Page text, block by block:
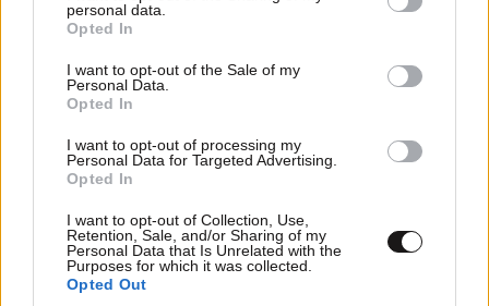
grant or deny consent to Google and its third-party tags to
use your data for below specified purposes in below Google
consent section.
personal data.
Opted In
I want to opt-out of the Sale of my
Personal Data.
Opted In
I want to opt-out of processing my
Personal Data for Targeted Advertising.
Opted In
I want to opt-out of Collection, Use,
Retention, Sale, and/or Sharing of my
Personal Data that Is Unrelated with the
Purposes for which it was collected.
Opted Out
δισ. δολάρια